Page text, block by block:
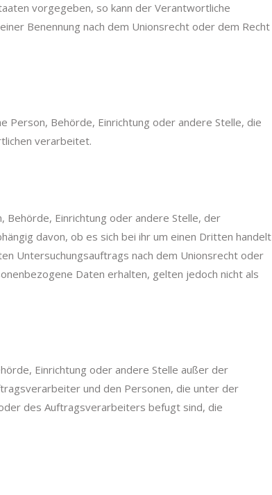
vorgegeben, so kann der Verantwortliche
Benennung nach dem Unionsrecht oder dem Recht
Behörde, Einrichtung oder andere Stelle, die
verarbeitet.
Behörde, Einrichtung oder andere Stelle, der
davon, ob es sich bei ihr um einen Dritten handelt
Untersuchungsauftrags nach dem Unionsrecht oder
Daten erhalten, gelten jedoch nicht als
Einrichtung oder andere Stelle außer der
und den Personen, die unter der
des Auftragsverarbeiters befugt sind, die